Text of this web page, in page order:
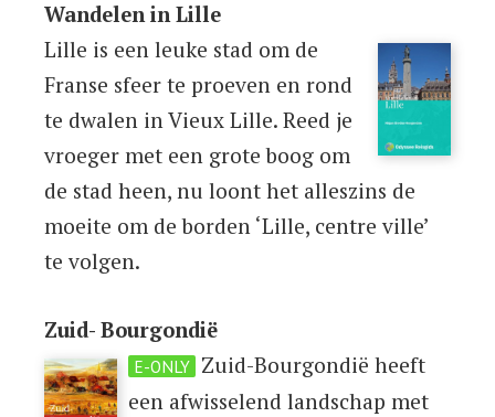
Wandelen in Lille
Lille is een leuke stad om de
Franse sfeer te proeven en rond
te dwalen in Vieux Lille. Reed je
vroeger met een grote boog om
de stad heen, nu loont het alleszins de
moeite om de borden ‘Lille, centre ville’
te volgen.
Zuid- Bourgondië
E-ONLY Zuid-Bourgondië heeft
een afwisselend landschap met